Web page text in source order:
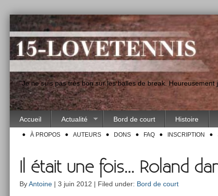
"Je ne suis pas très bon sur les balles de break.
Accueil Actualité Bord de court Histoire
À PROPOS AUTEURS DONS FAQ INSCRIPTION
Il était une fois… Roland
ByAntoine | 3 juin 2012 | Filed under: Bord de court